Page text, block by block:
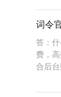
词令
答：
费，
合后